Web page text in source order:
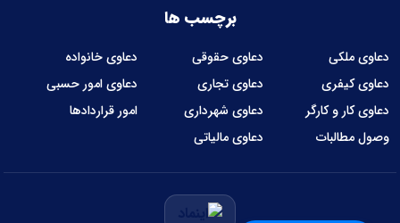
برچسب ها
دعاوی ملکی دعاوی حقوقی
دعاوی خانواده
دعاوی کیفری
دعاوی تجاری
دعاوی امور حسبی
دعاوی کار و کارگر
دعاوی شهرداری
امور قراردادها
وصول مطالبات
دعاوی مالیاتی